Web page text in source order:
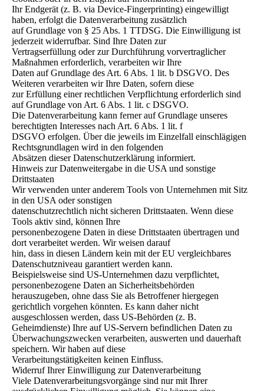
Ihr Endgerät (z. B. via Device-Fingerprinting) eingewilligt
haben, erfolgt die Datenverarbeitung zusätzlich
auf Grundlage von § 25 Abs. 1 TTDSG. Die Einwilligung ist
jederzeit widerrufbar. Sind Ihre Daten zur
Vertragserfüllung oder zur Durchführung vorvertraglicher
Maßnahmen erforderlich, verarbeiten wir Ihre
Daten auf Grundlage des Art. 6 Abs. 1 lit. b DSGVO. Des
Weiteren verarbeiten wir Ihre Daten, sofern diese
zur Erfüllung einer rechtlichen Verpflichtung erforderlich sind
auf Grundlage von Art. 6 Abs. 1 lit. c DSGVO.
Die Datenverarbeitung kann ferner auf Grundlage unseres
berechtigten Interesses nach Art. 6 Abs. 1 lit. f
DSGVO erfolgen. Über die jeweils im Einzelfall einschlägigen
Rechtsgrundlagen wird in den folgenden
Absätzen dieser Datenschutzerklärung informiert.
Hinweis zur Datenweitergabe in die USA und sonstige
Drittstaaten
Wir verwenden unter anderem Tools von Unternehmen mit Sitz
in den USA oder sonstigen
datenschutzrechtlich nicht sicheren Drittstaaten. Wenn diese
Tools aktiv sind, können Ihre
personenbezogene Daten in diese Drittstaaten übertragen und
dort verarbeitet werden. Wir weisen darauf
hin, dass in diesen Ländern kein mit der EU vergleichbares
Datenschutzniveau garantiert werden kann.
Beispielsweise sind US-Unternehmen dazu verpflichtet,
personenbezogene Daten an Sicherheitsbehörden
herauszugeben, ohne dass Sie als Betroffener hiergegen
gerichtlich vorgehen könnten. Es kann daher nicht
ausgeschlossen werden, dass US-Behörden (z. B.
Geheimdienste) Ihre auf US-Servern befindlichen Daten zu
Überwachungszwecken verarbeiten, auswerten und dauerhaft
speichern. Wir haben auf diese
Verarbeitungstätigkeiten keinen Einfluss.
Widerruf Ihrer Einwilligung zur Datenverarbeitung
Viele Datenverarbeitungsvorgänge sind nur mit Ihrer